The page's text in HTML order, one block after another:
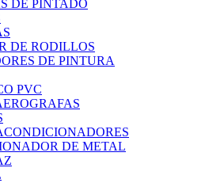
DE PINTADO
DE RODILLOS
DE PINTURA
PVC
DE METAL